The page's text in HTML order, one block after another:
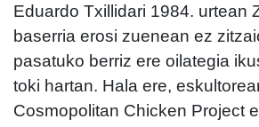
Eduardo Txillidari 1984. urtean
baserria erosi zuenean ez
pasatuko berriz ere oilategia
toki hartan. Hala ere,
Cosmopolitan Chicken Project